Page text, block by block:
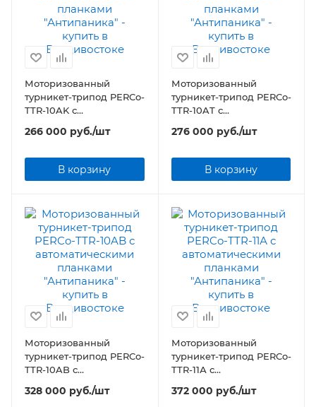
Моторизованный
турникет-трипод PERCo-
TTR-10AK с
автоматическими
планками "Антипаника"
266 000 руб./шт
В корзину
Моторизованный
турникет-трипод PERCo-
TTR-10AT с
автоматическими
планками "Антипаника"
276 000 руб./шт
В корзину
Моторизованный
турникет-трипод PERCo-
TTR-10AB с
автоматическими
планками "Антипаника"
328 000 руб./шт
Моторизованный
турникет-трипод PERCo-
TTR-11А с
автоматическими
планками "Антипаника"
372 000 руб./шт